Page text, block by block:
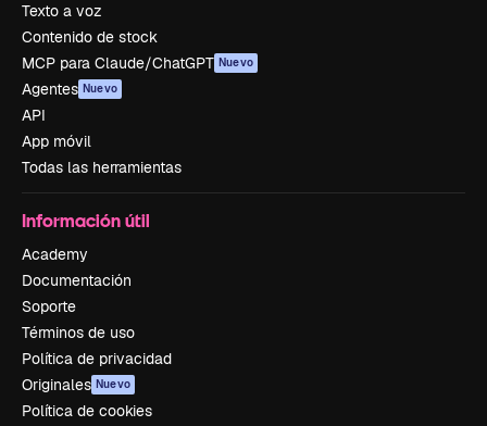
Texto a voz
Contenido de stock
MCP para Claude/ChatGPT Nuevo
Agentes Nuevo
API
App móvil
Todas las herramientas
Información útil
Academy
Documentación
Soporte
Términos de uso
Política de privacidad
Originales Nuevo
Política de cookies